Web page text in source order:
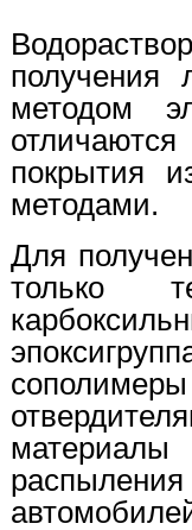
получения
методом
покрытия
методами.
Для
только
материалы